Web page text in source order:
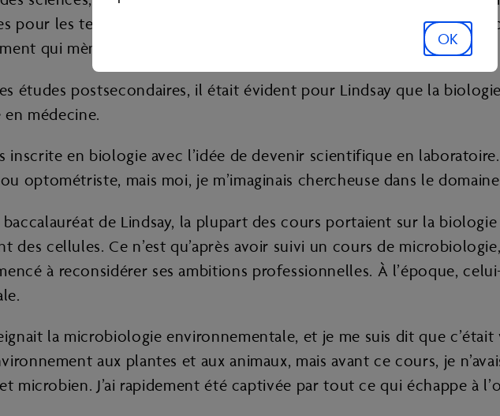
OK
pour les tester et envisager les solutions possibles. Ce qui me
qui mène à la solution. »
études postsecondaires, il était évident pour Lindsay que la
en médecine.
inscrite en biologie avec l’idée de devenir scientifique en
optométriste, mais moi, je m’imaginais chercheuse dans le
de Lindsay, la plupart des cours portaient sur la
des cellules. Ce n’est qu’après avoir suivi un cours de
à reconsidérer ses ambitions professionnelles. À l’époque,
la microbiologie environnementale, et je me suis dit que
aux plantes et aux animaux, mais avant ce cours, je
microbien. J’ai rapidement été captivée par tout ce qui échappe à